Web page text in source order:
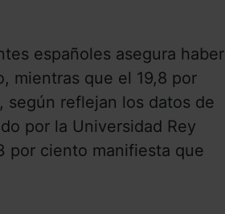
españoles asegura haber
mientras que el 19,8 por
según reflejan los datos de
por la Universidad Rey
por ciento manifiesta que